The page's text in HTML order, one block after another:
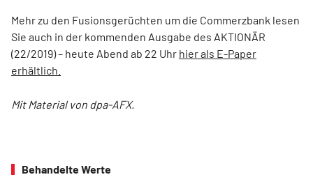
Mehr zu den Fusionsgerüchten um die Commerzbank lesen
Sie auch in der kommenden Ausgabe des AKTIONÄR
(22/2019) – heute Abend ab 22 Uhr hier als E-Paper
erhältlich.
Mit Material von dpa-AFX.
Behandelte Werte